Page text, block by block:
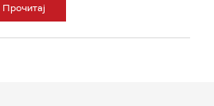
Прочитај